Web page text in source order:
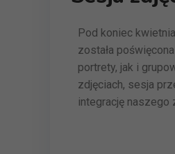
Pod koniec
została
portrety, jak i
zdjęciach, sesja
integrację naszego